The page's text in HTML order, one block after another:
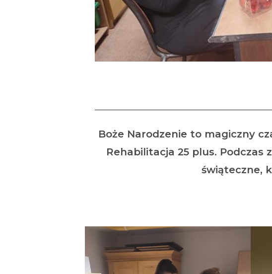
Boże Narodzenie to magiczny
Rehabilitacja 25 plus. Podczas
świąteczne,